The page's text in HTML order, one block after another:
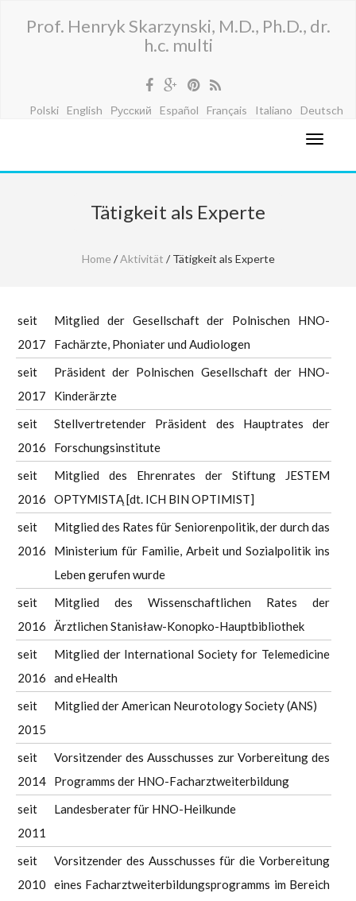
Prof. Henryk Skarzynski, M.D., Ph.D., dr.
h.c. multi
Polski English Русский Español Français Italiano Deutsch
Tätigkeit als Experte
Home /Aktivität / Tätigkeit als Experte
seit
2017
Mitglied der Gesellschaft der Polnischen HNO-
Fachärzte, Phoniater und Audiologen
seit
2017
Präsident der Polnischen Gesellschaft der HNO-
Kinderärzte
seit
2016
Stellvertretender Präsident des Hauptrates der
Forschungsinstitute
seit
2016
Mitglied des Ehrenrates der Stiftung JESTEM
OPTYMISTĄ [dt. ICH BIN OPTIMIST]
seit
2016
Mitglied des Rates für Seniorenpolitik, der durch das
Ministerium für Familie, Arbeit und Sozialpolitik ins
Leben gerufen wurde
seit
2016
Mitglied des Wissenschaftlichen Rates der
Ärztlichen Stanisław-Konopko-Hauptbibliothek
seit
2016
Mitglied der International Society for Telemedicine
and eHealth
seit
2015
Mitglied der American Neurotology Society (ANS)
seit
2014
Vorsitzender des Ausschusses zur Vorbereitung des
Programms der HNO-Facharztweiterbildung
seit
2011
Landesberater für HNO-Heilkunde
seit
2010
Vorsitzender des Ausschusses für die Vorbereitung
eines Facharztweiterbildungsprogramms im Bereich